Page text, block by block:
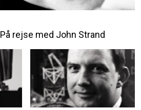
På rejse med John Strand